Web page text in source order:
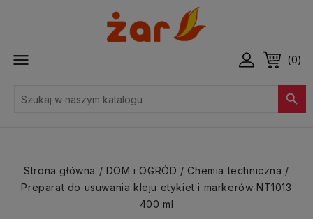
 (0)

Strona główna DOM i OGRÓD
Chemia techniczna
Preparat do usuwania kleju etykiet i markerów NT1013
400 ml